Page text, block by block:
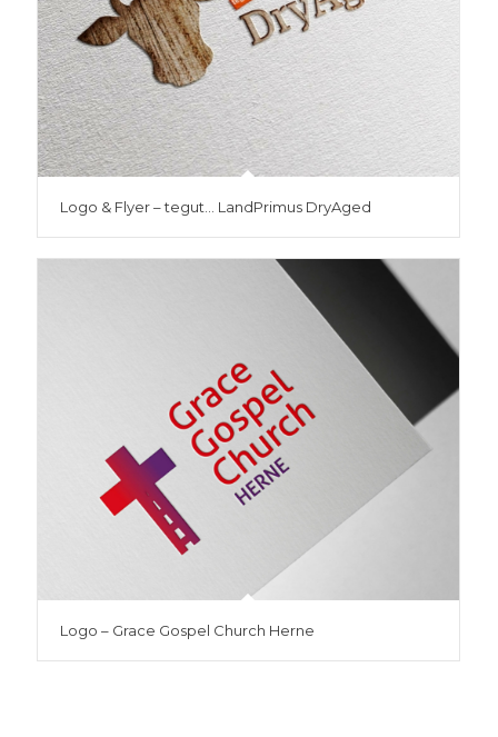
Logo & Flyer – tegut… LandPrimus DryAged
Logo – Grace Gospel Church Herne